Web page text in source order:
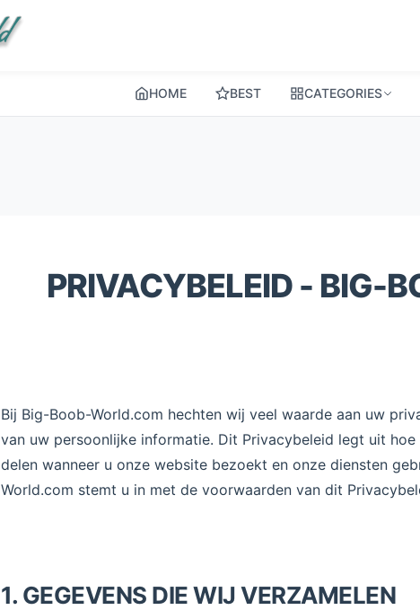
HOME BEST CATEGORIES
PRIVACYBELEID - BIG-
Bij Big-Boob-World.com hechten wij veel waarde aan uw
van uw persoonlijke informatie. Dit Privacybeleid legt uit
delen wanneer u onze website bezoekt en onze diensten
World.com stemt u in met de voorwaarden van dit
1. GEGEVENS DIE WIJ VERZAMELEN